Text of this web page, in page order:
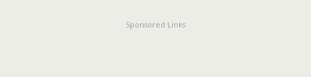
Sponsored Links